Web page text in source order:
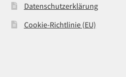
Datenschutzerklärung
Cookie-Richtlinie (EU)